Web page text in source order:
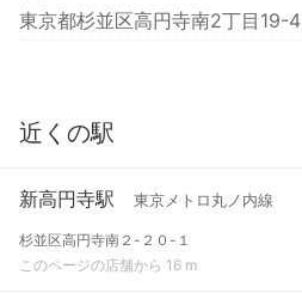
東京都杉並区高円寺南2丁目19-4
近くの駅
新高円寺駅 東京メトロ丸ノ内線
杉並区高円寺南２-２０-１
このページの店舗から 16 m